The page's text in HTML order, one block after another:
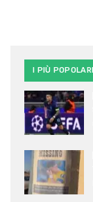
I PIÙ POPOLARI